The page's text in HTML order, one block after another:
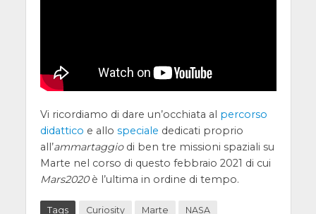
Vi ricordiamo di dare un’occhiata al percorso
didattico e allo speciale dedicati proprio
all’ammartaggiodi ben tre missioni spaziali su
Marte nel corso di questo febbraio 2021 di cui
Mars2020è l’ultima in ordine di tempo.
Tags Curiosity Marte NASA